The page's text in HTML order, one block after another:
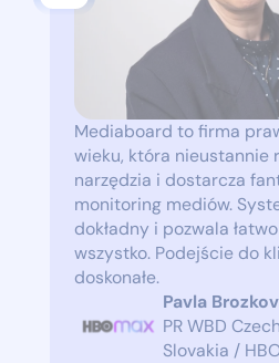
Mediaboard to firma
wieku, która nieustannie
narzędzia i dostarcza
monitoring mediów.
dokładny i pozwala
wszystko. Podejście do
doskonałe.
Pavla
PR WBD
Slovakia /